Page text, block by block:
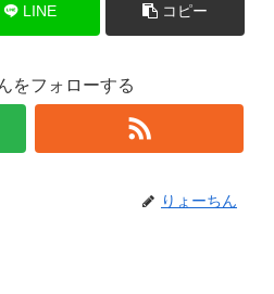
LINE コピー
をフォローする
りょーちん